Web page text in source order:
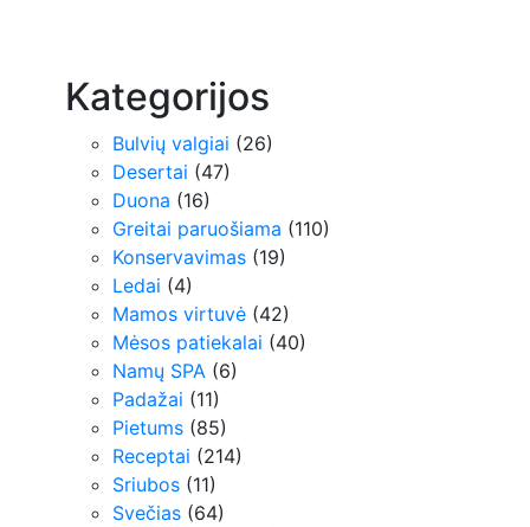
Kategorijos
Bulvių valgiai (26)
Desertai (47)
Duona (16)
Greitai paruošiama (110)
Konservavimas (19)
Ledai (4)
Mamos virtuvė (42)
Mėsos patiekalai (40)
Namų SPA (6)
Padažai (11)
Pietums (85)
Receptai (214)
Sriubos (11)
Svečias (64)